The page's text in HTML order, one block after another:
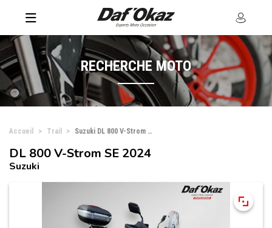
RECHERCHE MOTO
Accueil Trail Suzuki DL 800 V-Strom SE
DL 800 V-Strom SE 2024
Suzuki